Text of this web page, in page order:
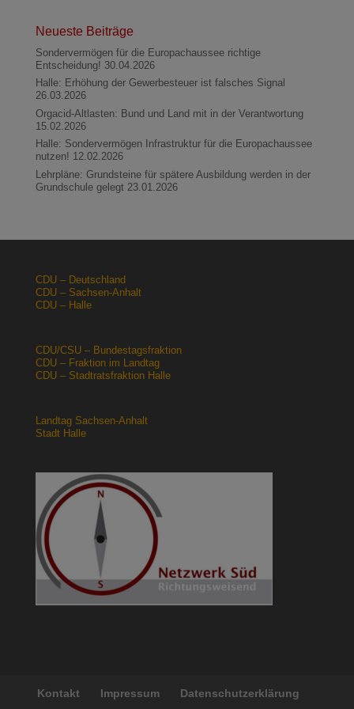
Neueste Beiträge
Sondervermögen für die Europachaussee richtige
Entscheidung! 30.04.2026
Halle: Erhöhung der Gewerbesteuer ist falsches Signal
26.03.2026
Orgacid-Altlasten: Bund und Land mit in der Verantwortung
15.02.2026
Halle: Sondervermögen Infrastruktur für die Europachaussee
nutzen! 12.02.2026
Lehrpläne: Grundsteine für spätere Ausbildung werden in der
Grundschule gelegt 23.01.2026
CDU – Deutschland
CDU – Sachsen-Anhalt
CDU – Halle
CDU/CSU – Bundestagsfraktion
CDU – Fraktion im Landtag
CDU – Stadtratsfraktion Halle
Landtag Sachsen-Anhalt
Stadt Halle
Kontakt Impressum Datenschutzerklärung